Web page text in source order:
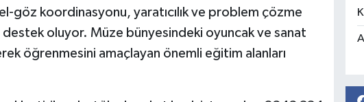
göz koordinasyonu, yaratıcılık ve problem çözme
oluyor. Müze bünyesindeki oyuncak ve sanat
öğrenmesini amaçlayan önemli eğitim alanları